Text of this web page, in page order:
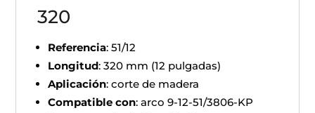
320
Referencia: 51/12
Longitud: 320 mm (12 pulgadas)
Aplicación: corte de madera
Compatible con: arco 9-12-51/3806-KP